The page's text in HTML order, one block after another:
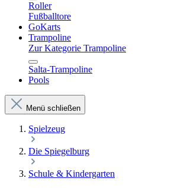
Roller
Fußballtore
GoKarts
Trampoline
Zur Kategorie Trampoline
Salta-Trampoline
Pools
Menü schließen
Spielzeug
Die Spiegelburg
Schule & Kindergarten